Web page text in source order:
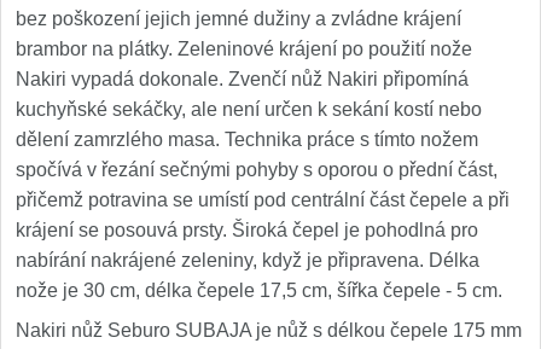
bez poškození jejich jemné dužiny a zvládne krájení
brambor na plátky. Zeleninové krájení po použití nože
Nakiri vypadá dokonale. Zvenčí nůž Nakiri připomíná
kuchyňské sekáčky, ale není určen k sekání kostí nebo
dělení zamrzlého masa. Technika práce s tímto nožem
spočívá v řezání sečnými pohyby s oporou o přední část,
přičemž potravina se umístí pod centrální část čepele a při
krájení se posouvá prsty. Široká čepel je pohodlná pro
nabírání nakrájené zeleniny, když je připravena. Délka
nože je 30 cm, délka čepele 17,5 cm, šířka čepele - 5 cm.
Nakiri nůž Seburo SUBAJA je nůž s délkou čepele 175 mm